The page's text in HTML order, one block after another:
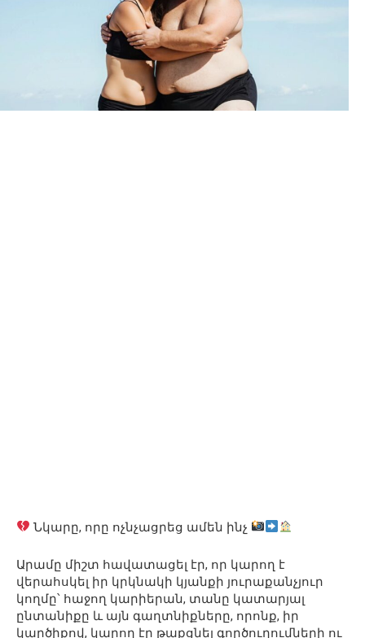
Նկարը, որը ոչնչացրեց ամեն ինչ
Արամը միշտ հավատացել էր, որ կարող է
վերահսկել իր կրկնակի կյանքի յուրաքանչյուր
կողմը՝ հաջող կարիերան, տանը կատարյալ
ընտանիքը և այն գաղտնիքները, որոնք, իր
կարծիքով, կարող էր թաքցնել գործուղումների ու